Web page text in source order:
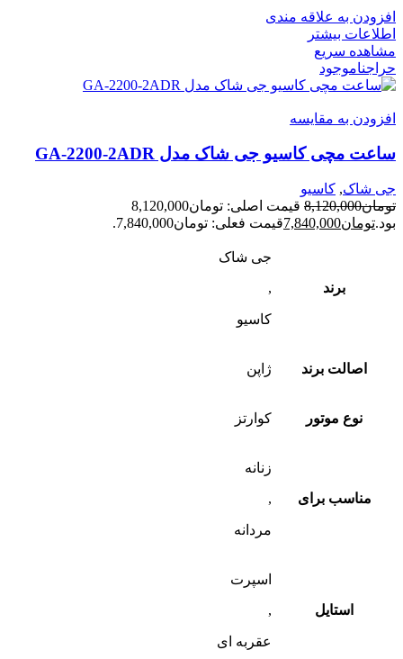
افزودن به علاقه مندی
اطلاعات بیشتر
مشاهده سریع
حراجناموجود
افزودن به مقایسه
ساعت مچی کاسیو جی شاک مدل GA-2200-2ADR
جی شاک, کاسیو
تومان8,120,000
قیمت اصلی: تومان8,120,000
بود.تومان7,840,000قیمت فعلی: تومان7,840,000.
برند
جی شاک
,
کاسیو
اصالت برند ژاپن
نوع موتور کوارتز
مناسب برای
زنانه
,
مردانه
استایل
اسپرت
,
عقربه ای